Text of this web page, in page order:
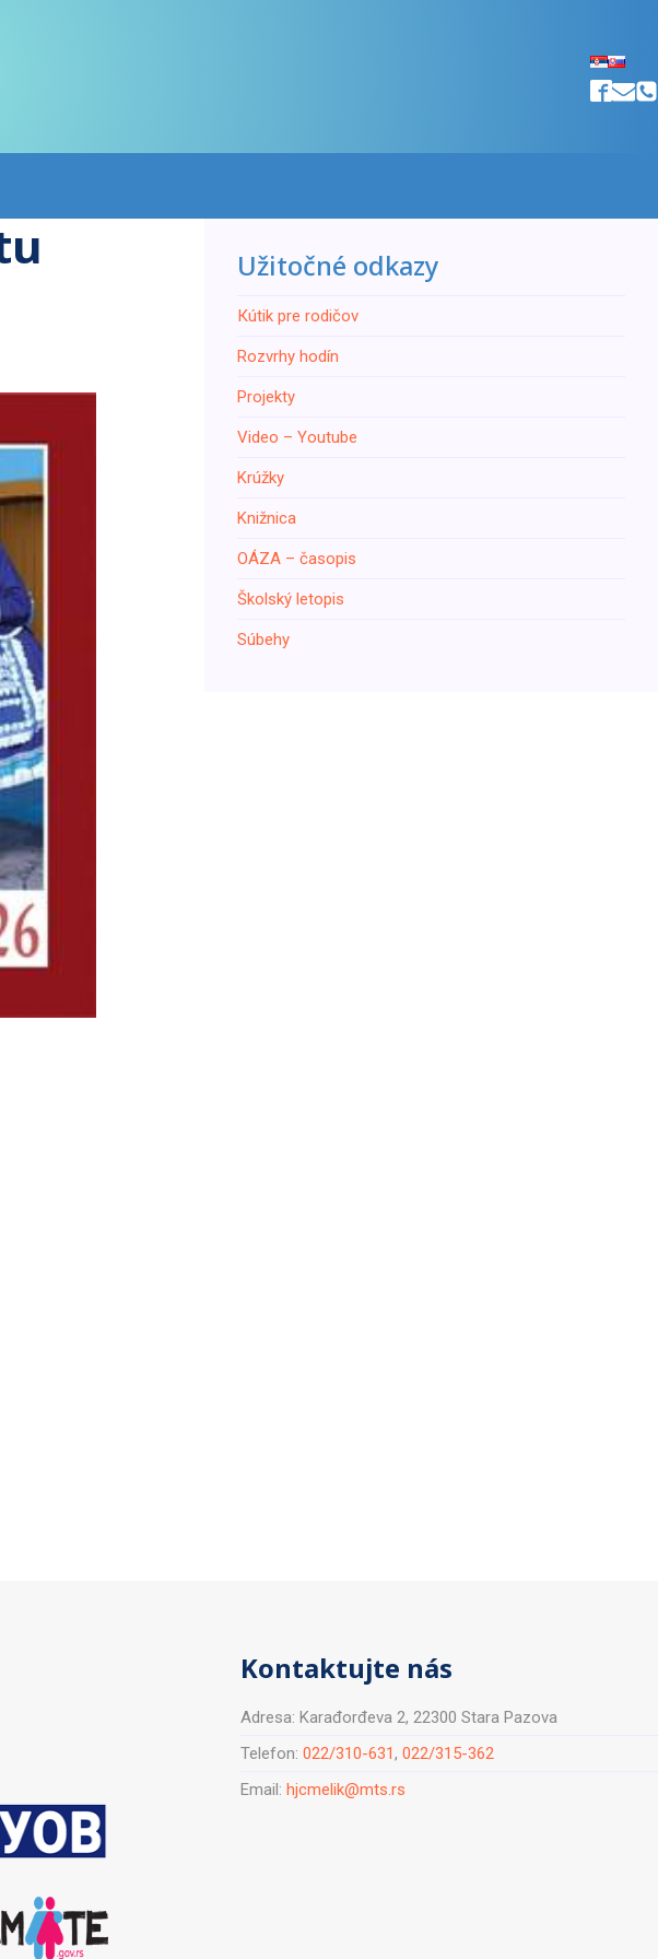
Užitočné odkazy
Кútik pre rodičov
Rozvrhy hodín
Projekty
Video – Youtube
Krúžky
Knižnica
ОÁZA – časopis
Školský letopis
Súbehy
Kontaktujte nás
Adresa: Karađorđeva 2, 22300 Stara Pazova
Telefon: 022/310-631, 022/315-362
Email: hjcmelik@mts.rs